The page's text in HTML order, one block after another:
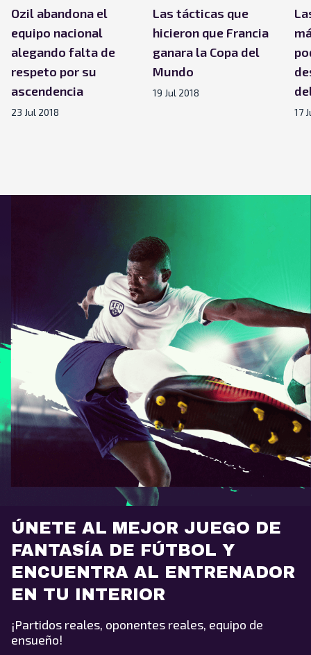
Ozil abandona el
equipo nacional
alegando falta de
respeto por su
ascendencia
23 Jul 2018
Las tácticas que
hicieron que Francia
ganara la Copa del
Mundo
19 Jul 2018
17
ÚNETE AL MEJOR JUEGO DE
FANTASÍA DE FÚTBOL Y
ENCUENTRA AL ENTRENADOR
EN TU INTERIOR
¡Partidos reales, oponentes reales, equipo de
ensueño!